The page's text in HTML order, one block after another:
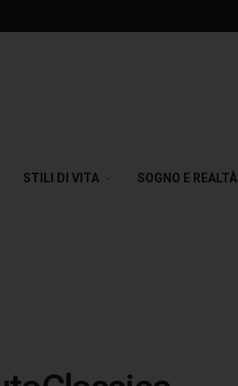
STILI DI VITA SOGNO E REALTÀ